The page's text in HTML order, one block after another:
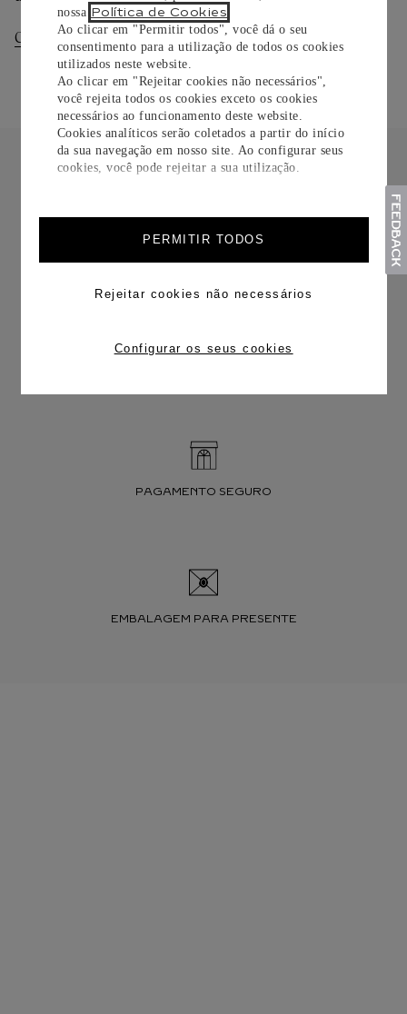
nossa Política de Cookies
Ao clicar em "Permitir todos", você dá o seu
consentimento para a utilização de todos os cookies
utilizados neste website.
Ao clicar em "Rejeitar cookies não necessários",
você rejeita todos os cookies exceto os cookies
necessários ao funcionamento deste website.
Cookies analíticos serão coletados a partir do início
da sua navegação em nosso site. Ao configurar seus
cookies, você pode rejeitar a sua utilização.
PERMITIR TODOS
Rejeitar cookies não necessários
Configurar os seus cookies
Consultar Entregas Consultar Devoluções
FRETE CORTESIA
PAGAMENTO SEGURO
EMBALAGEM PARA PRESENTE